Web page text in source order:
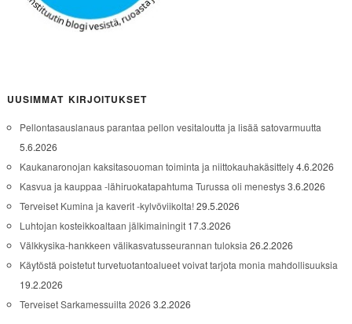
UUSIMMAT KIRJOITUKSET
Pellontasauslanaus parantaa pellon vesitaloutta ja lisää satovarmuutta
5.6.2026
Kaukanaronojan kaksitasouoman toiminta ja niittokauhakäsittely4.6.2026
Kasvua ja kauppaa -lähiruokatapahtuma Turussa oli menestys3.6.2026
Terveiset Kumina ja kaverit -kylvöviikolta!29.5.2026
Luhtojan kosteikkoaltaan jälkimainingit 17.3.2026
Välkkysika-hankkeen välikasvatusseurannan tuloksia 26.2.2026
Käytöstä poistetut turvetuotantoalueet voivat tarjota monia mahdollisuuksia
19.2.2026
Terveiset Sarkamessuilta 2026 3.2.2026